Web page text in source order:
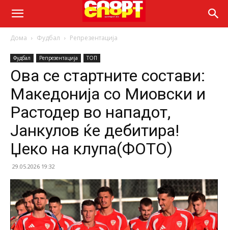
Дома Фудбал Репрезентација
Фудбал Репрезентација ТОП
Ова се стартните состави:
Македонија со Миовски и
Растодер во нападот,
Јанкулов ќе дебитира!
Џеко на клупа(ФОТО)
29.05.2026 19:32